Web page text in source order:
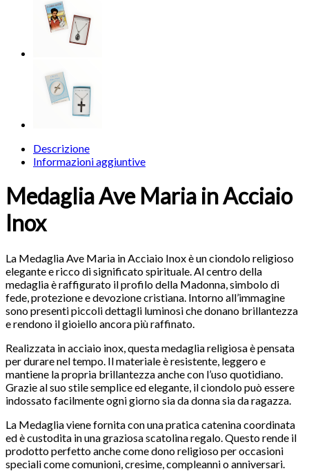
Descrizione
Informazioni aggiuntive
Medaglia Ave Maria in Acciaio
Inox
La Medaglia Ave Maria in Acciaio Inox è un ciondolo religioso
elegante e ricco di significato spirituale. Al centro della
medaglia è raffigurato il profilo della Madonna, simbolo di
fede, protezione e devozione cristiana. Intorno all’immagine
sono presenti piccoli dettagli luminosi che donano brillantezza
e rendono il gioiello ancora più raffinato.
Realizzata in acciaio inox, questa medaglia religiosa è pensata
per durare nel tempo. Il materiale è resistente, leggero e
mantiene la propria brillantezza anche con l’uso quotidiano.
Grazie al suo stile semplice ed elegante, il ciondolo può essere
indossato facilmente ogni giorno sia da donna sia da ragazza.
La Medaglia viene fornita con una pratica catenina coordinata
ed è custodita in una graziosa scatolina regalo. Questo rende il
prodotto perfetto anche come dono religioso per occasioni
speciali come comunioni, cresime, compleanni o anniversari.